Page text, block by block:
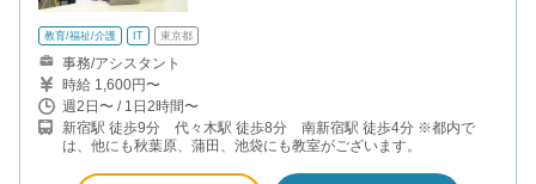
教育/福祉/介護 IT 東京都
事務/アシスタント
時給 1,600円〜
週2日〜 / 1日2時間〜
新宿駅 徒歩9分 代々木駅 徒歩8分 南新宿駅 徒歩4分 ※都内で
は、他にも秋葉原、蒲田、池袋にも教室がございます。